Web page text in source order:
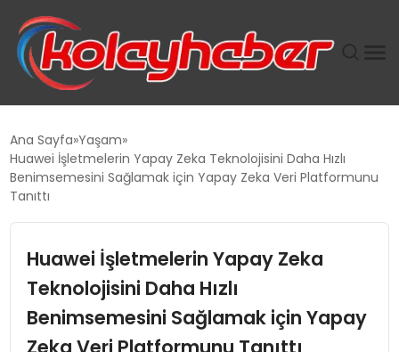
SUWEN’IN İSTIHDAM MODELI EKONOMIDE KADIN
GÜCÜNÜBÜYÜTÜYOR
TANYER YAPI ZEMIN MÜHENDISLIĞINDE HEDEF
BÜYÜTTÜ
TOROSLAR’DA PAZAR GERGİNLİĞİ!
Ana Sayfa Yaşam
Huawei İşletmelerin Yapay Zeka Teknolojisini Daha Hızlı
Benimsemesini Sağlamak için Yapay Zeka Veri Platformunu
Tanıttı
Huawei İşletmelerin Yapay Zeka
Teknolojisini Daha Hızlı
Benimsemesini Sağlamak için Yapay